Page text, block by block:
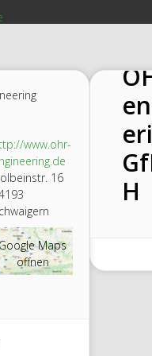
www.ohr-
16
Maps
öffnen
H